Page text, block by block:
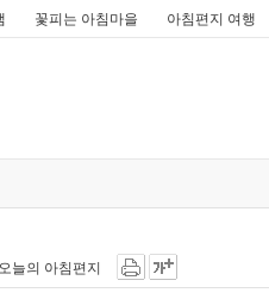
꽃피는 아침마을 아침편지 여행
늘의 아침편지